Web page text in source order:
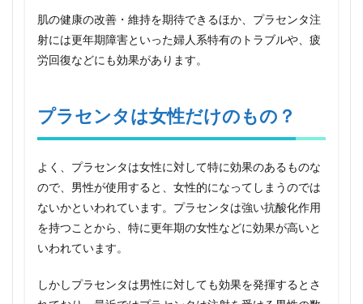
射で
スト
軽減
プラ
セン
射で
肝機
能の
改善
7
プラ
タ注
肌の健康の改善・維持を期待できるほか、プラセンタ注
射には更年期障害といった婦人系特有のトラブルや、疲
労回復などにも効果があります。
プラセンタは女性だけのもの？
よく、プラセンタは女性に対して特に効果のあるものな
ので、男性が使用すると、女性的になってしまうのでは
ないかといわれています。プラセンタは強い抗酸化作用
を持つことから、特に更年期の女性などに効果が高いと
いわれています。
しかしプラセンタは男性に対しても効果を発揮するとさ